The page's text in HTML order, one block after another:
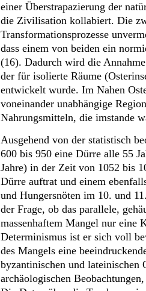
einer Überstrapazierung der
die Zivilisation kollabiert. Die
Transformationsprozesse
dass einem von beiden ein
(16). Dadurch wird die
der für isolierte Räume
entwickelt wurde. Im Nahen
voneinander unabhängige
Nahrungsmitteln, die imstande
Ausgehend von der statistisch
600 bis 950 eine Dürre alle 55
Jahre) in der Zeit von 1052 bis
Dürre auftrat und einem
und Hungersnöten im 10. und
der Frage, ob das parallele,
massenhaftem Mangel nur eine
Determinismus ist er sich voll
des Mangels eine
byzantinischen und
archäologischen